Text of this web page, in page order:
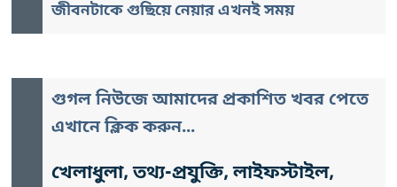
জীবনটাকে গুছিয়ে নেয়ার এখনই সময়
গুগল নিউজে আমাদের প্রকাশিত খবর পেতে
এখানে ক্লিক করুন...
খেলাধুলা, তথ্য-প্রযুক্তি, লাইফস্টাইল,